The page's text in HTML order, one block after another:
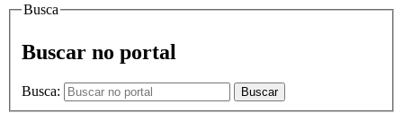
Busca
Buscar no portal
Busca: Buscar